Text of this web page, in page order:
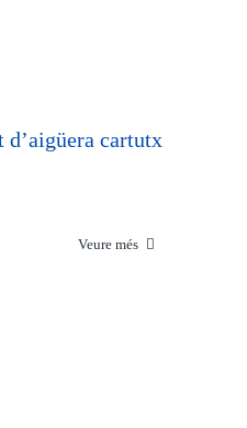
d’aigüera cartutx
Veure més